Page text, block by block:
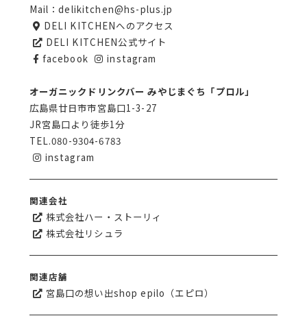
Mail：delikitchen@hs-plus.jp
DELI KITCHENへのアクセス
DELI KITCHEN公式サイト
facebook
instagram
オーガニックドリンクバー みやじまぐち「プロル」
広島県廿日市市宮島口1-3-27
JR宮島口より徒歩1分
TEL.080-9304-6783
instagram
関連会社
株式会社ハー・ストーリィ
株式会社リシュラ
関連店舗
宮島口の想い出shop epilo（エピロ）